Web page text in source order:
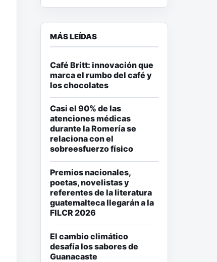
MÁS LEÍDAS
Café Britt: innovación que
marca el rumbo del café y
los chocolates
Casi el 90% de las
atenciones médicas
durante la Romería se
relaciona con el
sobreesfuerzo físico
Premios nacionales,
poetas, novelistas y
referentes de la literatura
guatemalteca llegarán a la
FILCR 2026
El cambio climático
desafía los sabores de
Guanacaste